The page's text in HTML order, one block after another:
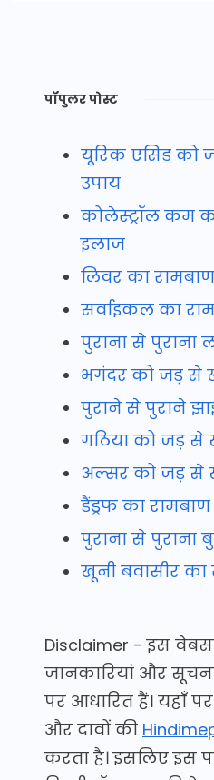
पॉपुलर पोस्ट
यूरिक एसिड को
उपाय
कोलेस्ट्रॉल कम
इलाज
लिवर का
सर्वाइकल का
पुराना से पुराना
भगंदर को जड़ से
पुराने से पुराने
गठिया को जड़
अल्सर को जड़ से
डैंड्रफ का
पुराना से पुराना
खूनी बवासीर का
Disclaimer - इस
जानकारियां और
पर आधारित हैं। यहाँ
और दावों की
करता है। इसलिए